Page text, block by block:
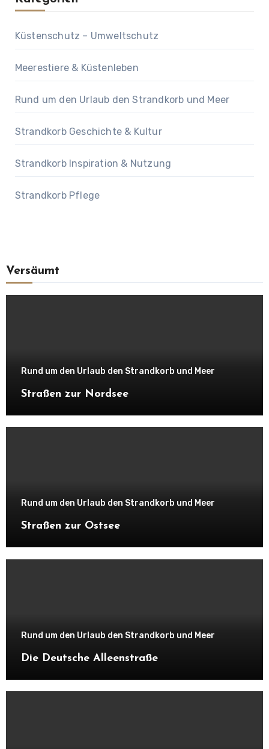
Küstenschutz – Umweltschutz
Meerestiere & Küstenleben
Rund um den Urlaub den Strandkorb und Meer
Strandkorb Geschichte & Kultur
Strandkorb Inspiration & Nutzung
Strandkorb Pflege
Versäumt
Rund um den Urlaub den Strandkorb und Meer
Straßen zur Nordsee
Rund um den Urlaub den Strandkorb und Meer
Straßen zur Ostsee
Rund um den Urlaub den Strandkorb und Meer
Die Deutsche Alleenstraße